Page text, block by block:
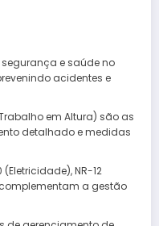
e saúde no
acidentes e
em Altura) são as
detalhado e medidas
(Eletricidade), NR-12
a gestão